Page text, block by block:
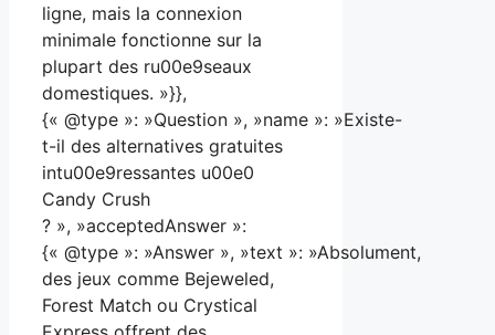
ligne, mais la connexion
minimale fonctionne sur la
plupart des ru00e9seaux
domestiques. »}},
{« @type »: »Question », »name »: »Existe-
t-il des alternatives gratuites
intu00e9ressantes u00e0
Candy Crush
? », »acceptedAnswer »:
{« @type »: »Answer », »text »: »Absolument,
des jeux comme Bejeweled,
Forest Match ou Crystical